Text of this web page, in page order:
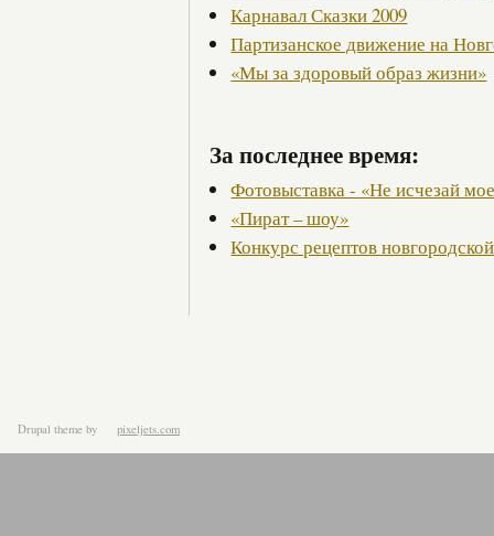
Карнавал Сказки 2009
Партизанское движение на
«Мы за здоровый образ жизни»
За последнее время:
Фотовыставка - «Не исчезай
«Пират – шоу»
Конкурс рецептов
Drupal theme by pixeljets.com